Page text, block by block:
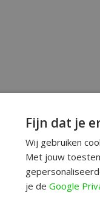
Fijn dat je
Wij gebruiken
Met jouw
je de Google